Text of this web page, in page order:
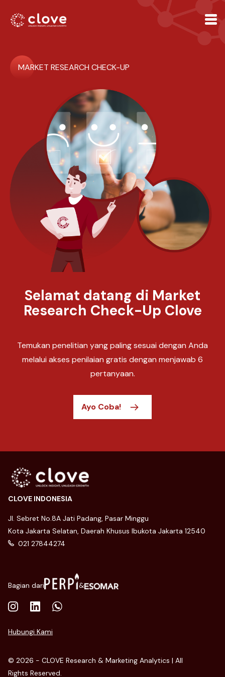
MARKET RESEARCH CHECK-UP
Selamat datang di Market
Research Check-Up Clove
Temukan penelitian yang paling sesuai dengan Anda
melalui akses penilaian gratis dengan menjawab 6
pertanyaan.
Ayo Coba!
Bagian dari &
Hubungi Kami
© 2026 - CLOVE Research & Marketing Analytics | All
Rights Reserved.
CLOVE INDONESIA
Jl. Sebret No.8A Jati Padang, Pasar Minggu
Kota Jakarta Selatan, Daerah Khusus Ibukota Jakarta 12540
021 27844274